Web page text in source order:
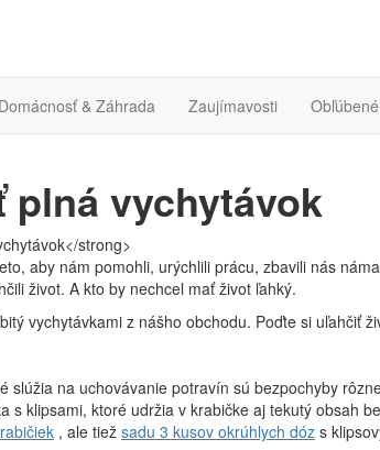
Domácnosť & Záhrada Zaujímavosti
plná vychytávok
aby nám pomohli, urýchlili prácu, zbavili nás
život. A kto by nechcel mať život ľahký.
vychytávkami z nášho obchodu. Poďte si uľahčiť
slúžia na uchovávanie potravín sú bezpochyby
s klipsami, ktoré udržia v krabičke aj tekutý obsah
, ale tiež sadu 3 kusov okrúhlych dóz s